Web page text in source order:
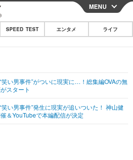
CLOSE
その他
映画・ドラマ
MENU
SPEED TEST エンタメ ライフ
笑い男事件”がついに現実に…！総集編OVAの無
スタート
笑い男事件”発生に現実が追いついた！ 神山健
＆YouTubeで本編配信が決定